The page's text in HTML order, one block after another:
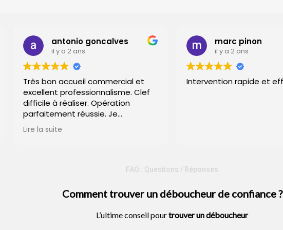
antonio goncalves
il y a 2 ans
Très bon accueil commercial et
excellent professionnalisme. Clef
difficile à réaliser. Opération
parfaitement réussie. Je
recommande. Merci à eux.
Lire la suite
marc pinon
il y a 2 ans
Intervention rapide et efficace
FAQ : Questions / Réponses
Comment trouver un déboucheur de confiance ?
L’ultime conseil pourtrouver undéboucheur